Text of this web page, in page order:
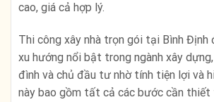
cao, giá cả hợp lý.
Thi công xây nhà trọn gói tại Bình Định
xu hướng nổi bật trong ngành xây
đình và chủ đầu tư nhờ tính tiện lợi và
này bao gồm tất cả các bước cần